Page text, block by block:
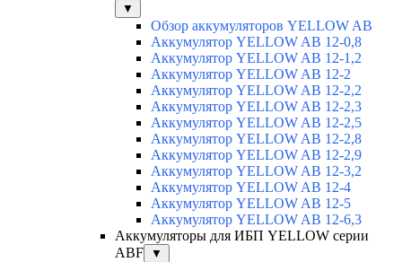
▼
Обзор аккумуляторов YELLOW AB
Аккумулятор YELLOW AB 12-0,8
Аккумулятор YELLOW AB 12-1,2
Аккумулятор YELLOW AB 12-2
Аккумулятор YELLOW AB 12-2,2
Аккумулятор YELLOW AB 12-2,3
Аккумулятор YELLOW AB 12-2,5
Аккумулятор YELLOW AB 12-2,8
Аккумулятор YELLOW AB 12-2,9
Аккумулятор YELLOW AB 12-3,2
Аккумулятор YELLOW AB 12-4
Аккумулятор YELLOW AB 12-5
Аккумулятор YELLOW AB 12-6,3
Аккумуляторы для ИБП YELLOW серии
ABF
▼